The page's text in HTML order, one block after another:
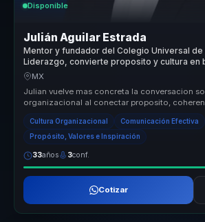
Disponible
Julián Aguilar Estrada
Mentor y fundador del Colegio Universal de
Liderazgo, convierte proposito y cultura en
organizaciones.
MX
Julian vuelve mas concreta la conversacion
organizacional al conectar proposito,
con decisiones p...
Cultura Organizacional Comunicación Efectiva
Propósito, Valores e Inspiración
33años 3conf.
Cotizar